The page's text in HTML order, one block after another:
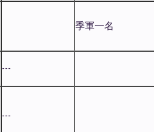
季軍一名
---
---